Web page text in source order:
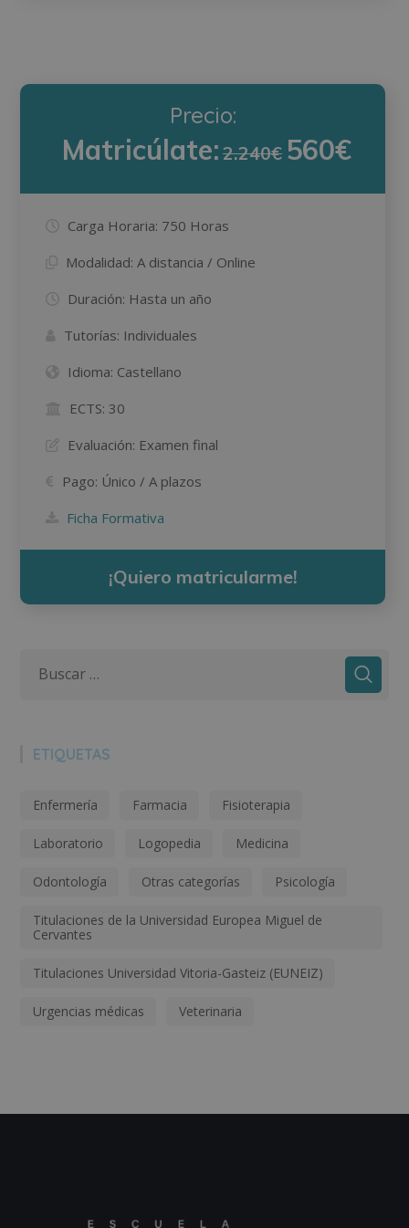
Precio:
Matricúlate:2.240€ 560€
Carga Horaria: 750 Horas
Modalidad: A distancia / Online
Duración: Hasta un año
Tutorías: Individuales
Idioma: Castellano
ECTS: 30
Evaluación: Examen final
Pago: Único / A plazos
Ficha Formativa
¡Quiero matricularme!
ETIQUETAS
Enfermería Farmacia Fisioterapia
Laboratorio Logopedia Medicina
Odontología Otras categorías Psicología
Titulaciones de la Universidad Europea Miguel de
Cervantes
Titulaciones Universidad Vitoria-Gasteiz (EUNEIZ)
Urgencias médicas Veterinaria